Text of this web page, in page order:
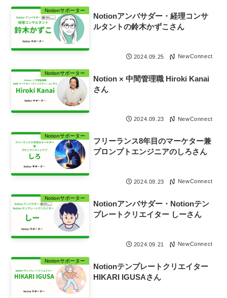
Notionサポーター
Notionアンバサダー・経理コンサ
ルタントの鈴木かずこさん
2024.09.25 NewConnect
Notionサポーター
Notion × 中間管理職 Hiroki Kanai
さん
2024.09.23 NewConnect
Notionサポーター
フリーランス8年目のマーケター兼
プロンプトエンジニアのしろさん
2024.09.23 NewConnect
Notionサポーター
Notionアンバサダー・Notionテン
プレートクリエイター しーさん
2024.09.21 NewConnect
Notionサポーター
Notionテンプレートクリエイター
HIKARI IGUSAさん